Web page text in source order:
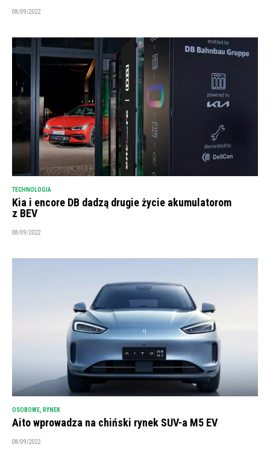
08/09/2022
TECHNOLOGIA
Kia i encore DB dadzą drugie życie akumulatorom
z BEV
08/09/2022
OSOBOWE RYNEK
Aito wprowadza na chiński rynek SUV-a M5 EV
08/09/2022